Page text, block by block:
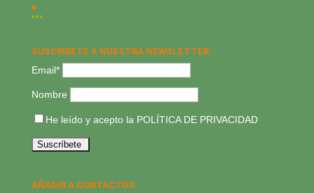
SUSCRÍBETE A NUESTRA NEWSLETTER:
Email*
Nombre
He leído y acepto la POLÍTICA DE PRIVACIDAD
AÑADIR A CONTACTOS: